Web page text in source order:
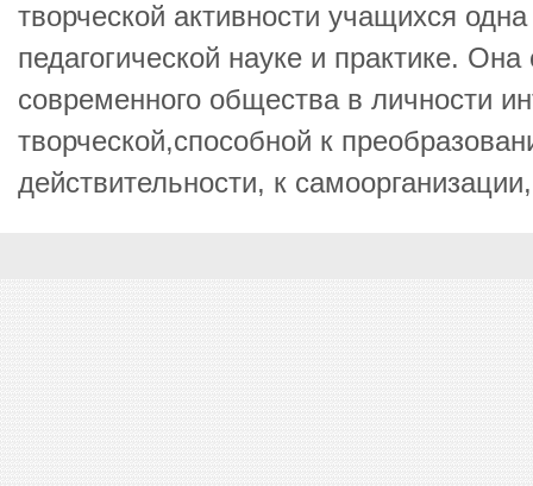
творческой активности учащихся
педагогической науке и практике.
современного общества в личности
творческой,способной к
действительности, к